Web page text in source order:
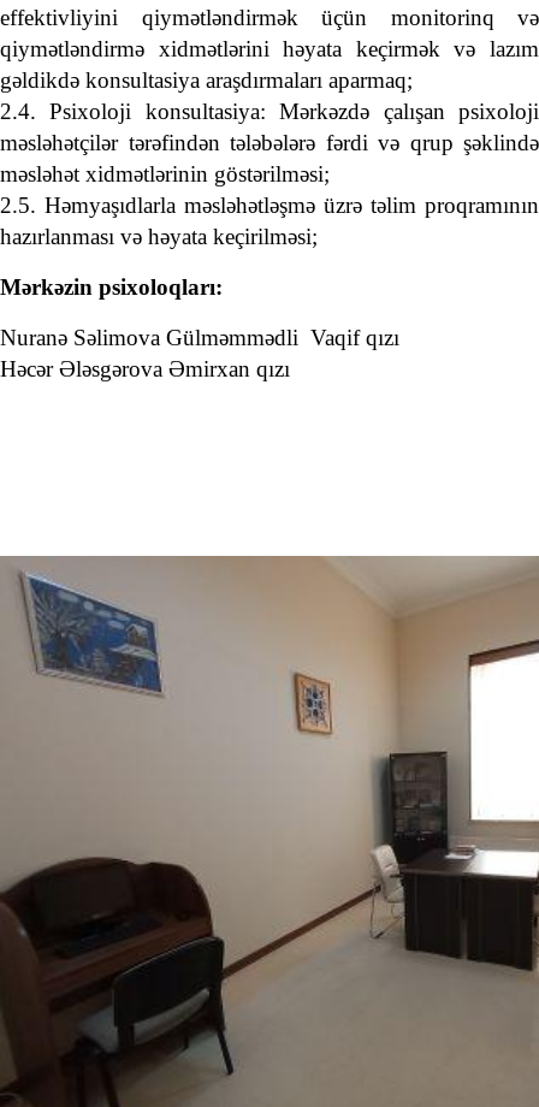
effektivliyini qiymətləndirmək üçün monitorinq və
qiymətləndirmə xidmətlərini həyata keçirmək və lazım
gəldikdə konsultasiya araşdırmaları aparmaq;
2.4. Psixoloji konsultasiya: Mərkəzdə çalışan psixoloji
məsləhətçilər tərəfindən tələbələrə fərdi və qrup şəklində
məsləhət xidmətlərinin göstərilməsi;
2.5. Həmyaşıdlarla məsləhətləşmə üzrə təlim proqramının
hazırlanması və həyata keçirilməsi;
Mərkəzin psixoloqları:
Nuranə Səlimova Gülməmmədli Vaqif qızı
Həcər Ələsgərova Əmirxan qızı